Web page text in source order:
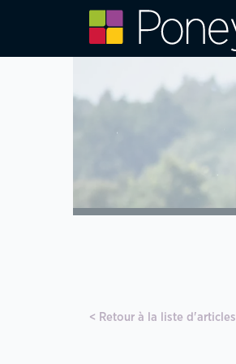
Retour à la liste d'articles